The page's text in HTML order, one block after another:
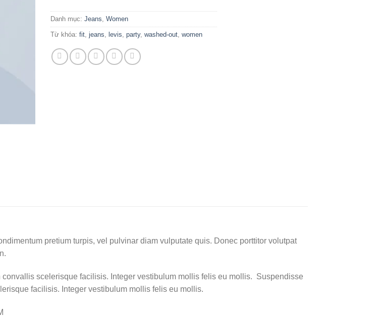
Danh mục: Jeans Women
Từ khóa: fit jeans levis party, washed-out women
pretium turpis, vel pulvinar diam vulputate quis. Donec porttitor volutpat
scelerisque facilisis. Integer vestibulum mollis felis eu mollis. Suspendisse
facilisis. Integer vestibulum mollis felis eu mollis.